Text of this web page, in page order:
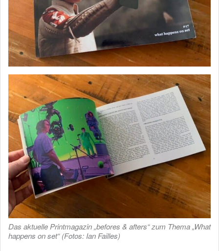
Das aktuelle Printmagazin „befores & afters“ zum Thema „What
happens on set“ (Fotos: Ian Failles)